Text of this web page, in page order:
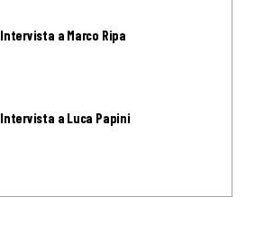
Intervista a Marco Ripa
Intervista a Luca Papini